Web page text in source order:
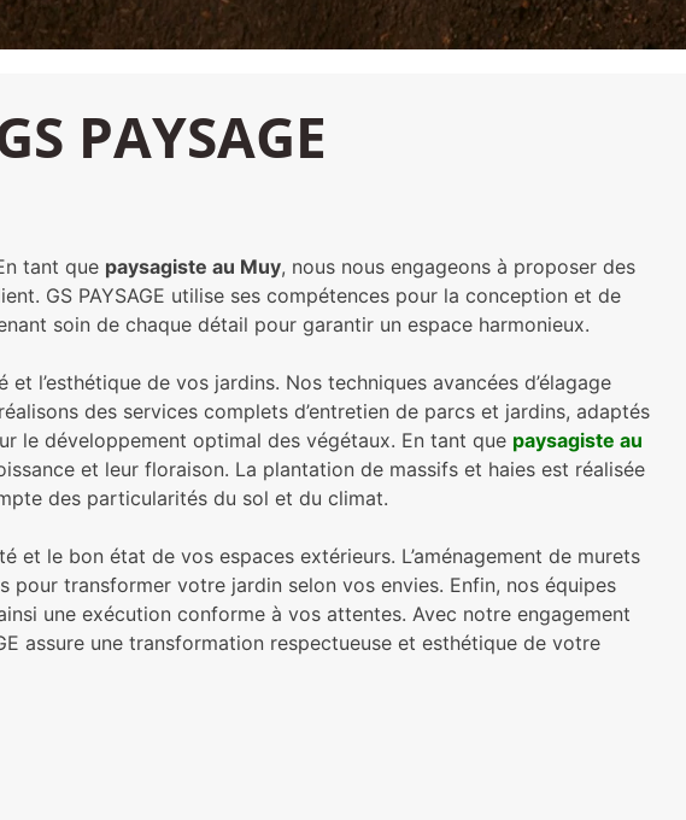
PAYSAGE
tant que paysagiste au Muy, nous nous engageons à proposer des
GS PAYSAGE utilise ses compétences pour la conception et de
soin de chaque détail pour garantir un espace harmonieux.
l’esthétique de vos jardins. Nos techniques avancées d’élagage
des services complets d’entretien de parcs et jardins, adaptés
le développement optimal des végétaux. En tant que paysagiste au
et leur floraison. La plantation de massifs et haies est réalisée
des particularités du sol et du climat.
le bon état de vos espaces extérieurs. L’aménagement de murets
transformer votre jardin selon vos envies. Enfin, nos équipes
une exécution conforme à vos attentes. Avec notre engagement
assure une transformation respectueuse et esthétique de votre